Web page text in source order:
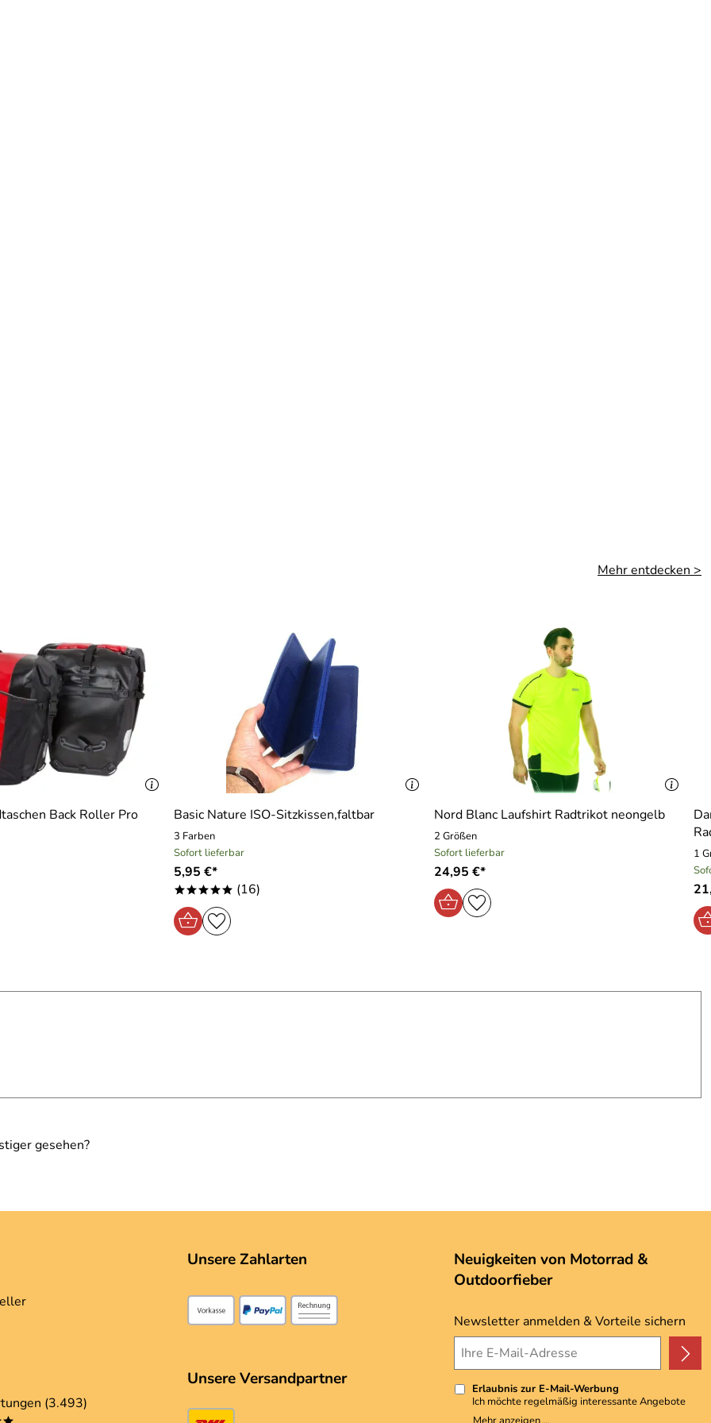
allen Ortlieb Back Roller Taschen um darin eine brauchbare Ordnung während einiger BackPackerTage aufrecht zu
wie beschrieben und aus meiner Sicht sehr empfehlenswert... mach Schluss mit Chaos in der Satteltasche :-)
aber erst am nächsten Wochenende.
Mehr entdecken >
Back Roller Pro
Basic Nature ISO-Sitzkissen,faltbar
3 Farben
Sofort lieferbar
5,95 €*
***** (16)
Nord Blanc Laufshirt Radtrikot neongelb
2 Größen
Sofort lieferbar
24,95 €*
1
gesehen?
(3.493)
Unsere Zahlarten
Unsere Versandpartner
Neuigkeiten von Motorrad &
Outdoorfieber
Newsletter anmelden & Vorteile sichern
Erlaubnis zur E-Mail-Werbung
Ich möchte regelmäßig interessante Angebote
per E-Mail erhalten. Meine E-Mail-Adresse wird